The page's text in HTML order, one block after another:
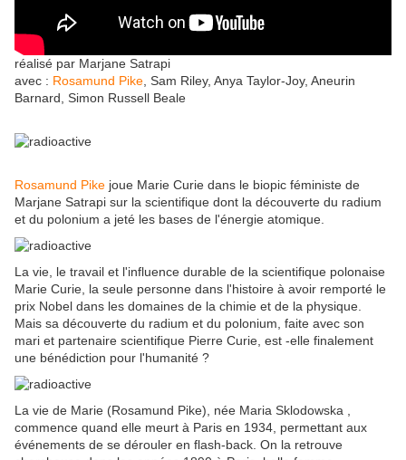
réalisé par Marjane Satrapi
avec : Rosamund Pike , Sam Riley, Anya Taylor-Joy, Aneurin
Barnard, Simon Russell Beale
Rosamund Pike joue Marie Curie dans le biopic féministe de
Marjane Satrapi sur la scientifique dont la découverte du radium
et du polonium a jeté les bases de l'énergie atomique.
La vie, le travail et l'influence durable de la scientifique polonaise
Marie Curie, la seule personne dans l'histoire à avoir remporté le
prix Nobel dans les domaines de la chimie et de la physique.
Mais sa découverte du radium et du polonium, faite avec son
mari et partenaire scientifique Pierre Curie, est -elle finalement
une bénédiction pour l'humanité ?
La vie de Marie (Rosamund Pike), née Maria Sklodowska ,
commence quand elle meurt à Paris en 1934, permettant aux
événements de se dérouler en flash-back. On la retrouve